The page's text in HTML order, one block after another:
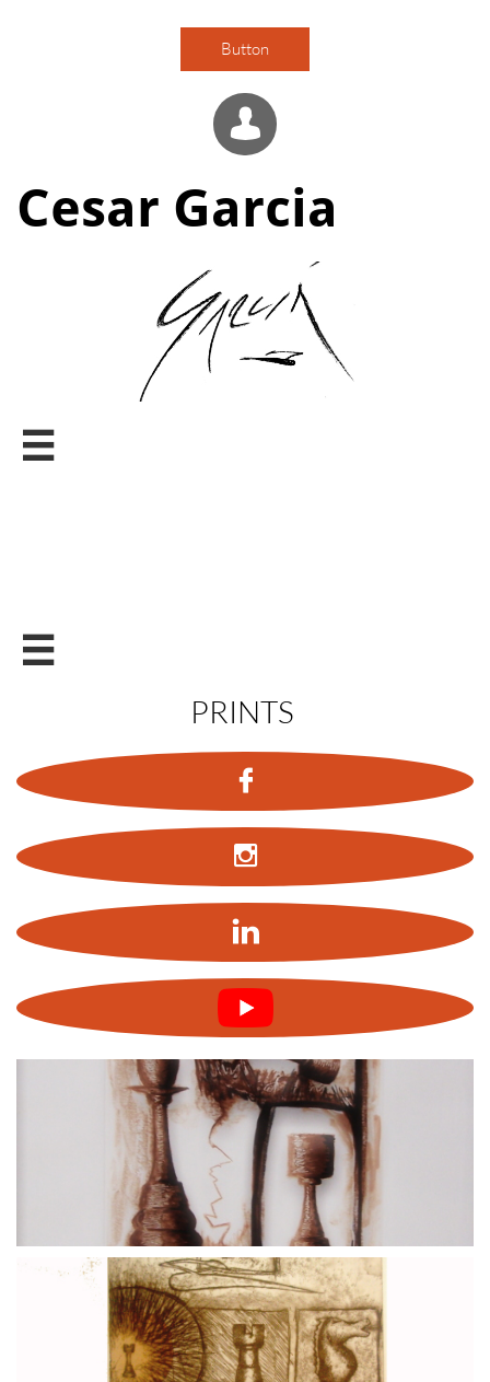
Button

Cesar Garcia


PRINTS


